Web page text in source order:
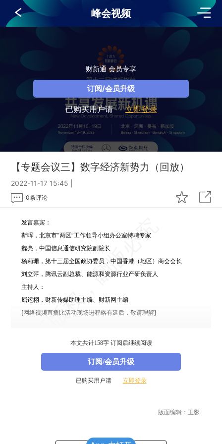
峰会视频
财新通 会员专享
订阅/会员升级
已购买用户请 立即登录
【专题会议三】数字经济新势力（回放）
2022-11-17 15:45
0条评论
发言嘉宾：
靳晖， 北京市“两区”工作领导小组办公室特聘专家
魏亮， 中国信息通信研究院副院长
杨莉珊， 第十三届全国政协委员，中国香港（地区）商会会长
刘立萍， 腾讯云副总裁、能源和资源行业产研负责人
主持人：
屈运栩， 财新传媒助理主编、财新网主编
[网络视频直播比活动现场进程略有延后，敬请理解]
本文共计158字 订阅后继续阅读
订阅/会员升级
已购买用户请 立即登录
版面编辑：王影